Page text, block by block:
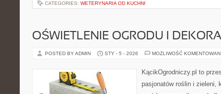
CATEGORIES: WETERYNARIA OD KUCHNI
OŚWIETLENIE OGRODU I
POSTED BY ADMIN STY - 5 - 2026 MOŻLIWOŚĆ
KącikOgrodniczy.pl to
pasjonatów roślin i zieleni,